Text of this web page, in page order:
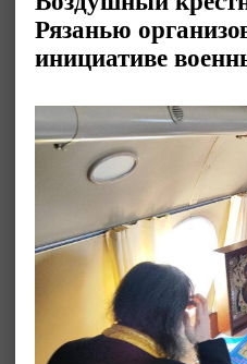
Рязанью
инициативе